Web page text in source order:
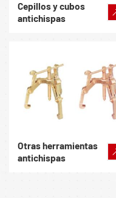
Cepillos y cubos
antichispas
Otras herramientas
antichispas